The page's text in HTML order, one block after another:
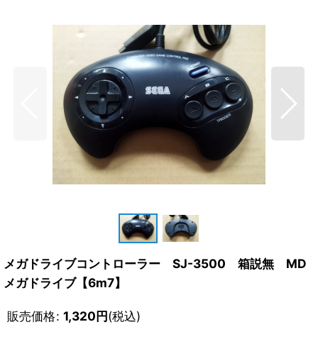
メガドライブコントローラー SJ-3500 箱説無 MD
メガドライブ【6m7】
販売価格: 1,320円(税込)